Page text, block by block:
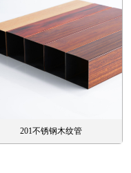
201不锈钢木纹管